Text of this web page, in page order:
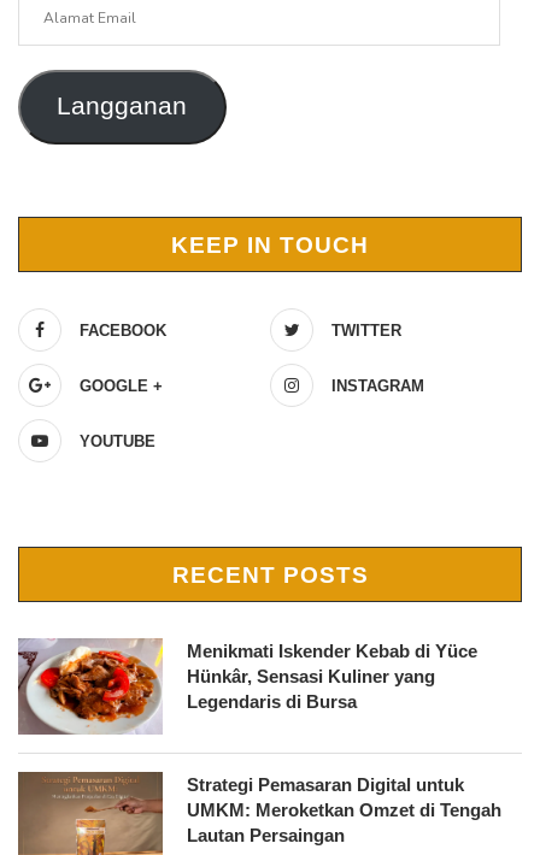
Langganan
KEEP IN TOUCH
FACEBOOK TWITTER
GOOGLE + INSTAGRAM
YOUTUBE
RECENT POSTS
Menikmati Iskender Kebab di Yüce
Hünkâr, Sensasi Kuliner yang
Legendaris di Bursa
Strategi Pemasaran Digital untuk
UMKM: Meroketkan Omzet di Tengah
Lautan Persaingan